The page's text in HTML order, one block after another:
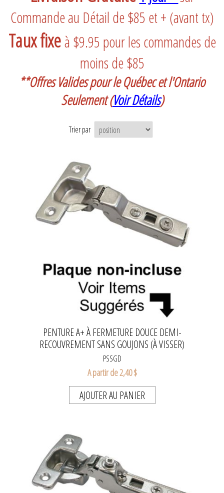
Commande au Détail de $85 et + (avant tx)
Taux fixeà $9.95 pour les commandes de
moins de $85
**Offres Valides pour le Québec et l'Ontario
Seulement (Voir Détails)
Trier par
PENTURE A+ À FERMETURE DOUCE DEMI-
RECOUVREMENT SANS GOUJONS (À VISSER)
PSSGD
A partir de 2,40 $
AJOUTER AU PANIER